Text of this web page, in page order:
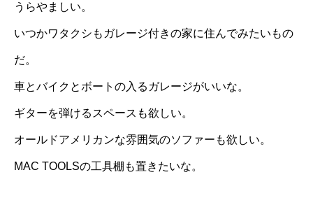
うらやましい。
いつかワタクシもガレージ付きの家に住んでみたいもの
だ。
車とバイクとボートの入るガレージがいいな。
ギターを弾けるスペースも欲しい。
オールドアメリカンな雰囲気のソファーも欲しい。
MAC TOOLSの工具棚も置きたいな。